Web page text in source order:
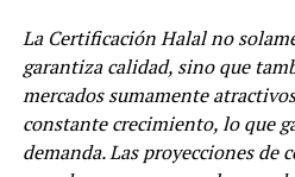
La Certificación Halal no
garantiza calidad, sino que
mercados sumamente
constante crecimiento, lo que
demanda. Las proyecciones de